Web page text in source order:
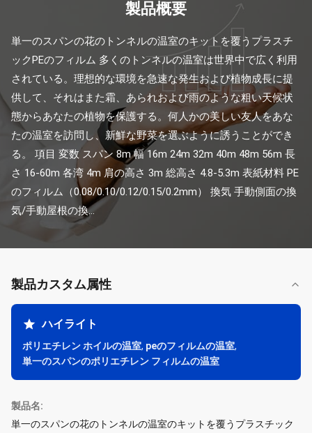
製品概要
単一のスパンの花のトンネルの温室のキットを覆うプラスチ
ックPEのフィルム 多くのトンネルの温室は世界中で広く利用
されている。理想的な環境を急速な発生および植物成長に提
供して、それはまた霜、あられおよび雨のような粗い天候状
態からあなたの植物を保護する。何人かの美しい友人をあな
たの温室を訪問し、新鮮な野菜を選ぶように誘うことができ
る。 項目 変数 スパン 8m 幅 16m 24m 32m 40m 48m 56m 長
さ 16-60m 各湾 4m 肩の高さ 3m 総高さ 4.8-5.3m 表紙材料 PE
のフィルム（0.08/0.10/0.12/0.15/0.2mm） 換気 手動側面の換
気/手動屋根の換...
製品カスタム属性
ハイライト
ポリエチレン ホイルの温室, peのフィルムの温室,
単一のスパンのポリエチレン フィルムの温室
製品名:
単一のスパンの花のトンネルの温室のキットを覆うプラスチック